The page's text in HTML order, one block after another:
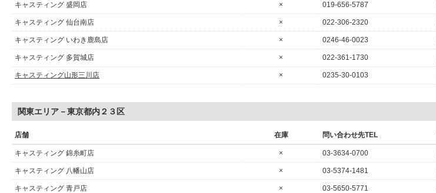
キャスティング 盛岡店 × 019-656-5787
キャスティング 仙台南店 × 022-306-2320
キャスティング いわき鹿島店 × 0246-46-0023
キャスティング 多賀城店 × 022-361-1730
キャスティング山形三川店 × 0235-30-0103
関東エリア－東京都内２３区
店舗 在庫 問い合わせ先TEL
キャスティング 錦糸町店 × 03-3634-0700
キャスティング 八幡山店 × 03-5374-1481
キャスティング 青戸店 × 03-5650-5771